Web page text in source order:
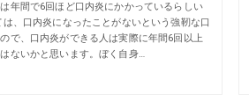
年間で6回ほど口内炎にかかっているらしい
、口内炎になったことがないという強靭な口
で、口内炎ができる人は実際に年間6回以上
ないかと思います。ぼく自身…